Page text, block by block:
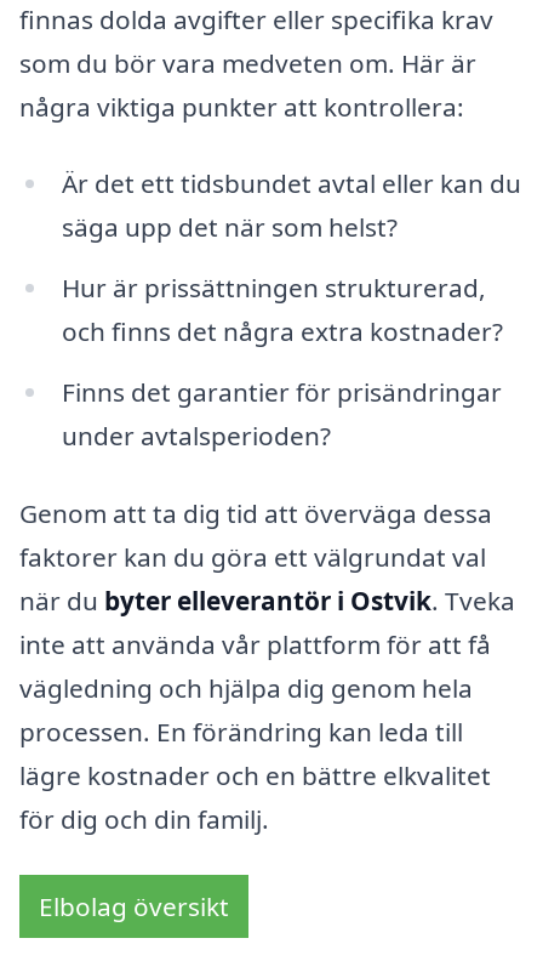
finnas dolda avgifter eller specifika krav
som du bör vara medveten om. Här är
några viktiga punkter att kontrollera:
Är det ett tidsbundet avtal eller kan du
säga upp det när som helst?
Hur är prissättningen strukturerad,
och finns det några extra kostnader?
Finns det garantier för prisändringar
under avtalsperioden?
Genom att ta dig tid att överväga dessa
faktorer kan du göra ett välgrundat val
när du byter elleverantör i Ostvik. Tveka
inte att använda vår plattform för att få
vägledning och hjälpa dig genom hela
processen. En förändring kan leda till
lägre kostnader och en bättre elkvalitet
för dig och din familj.
Elbolag översikt